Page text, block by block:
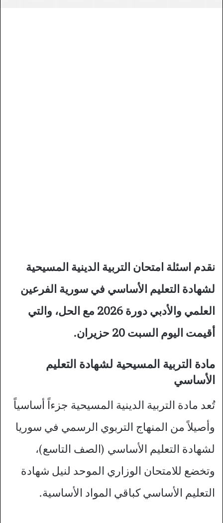
نقدم اسئلة امتحان التربية الدينية المسيحية
لشهادة التعليم الأساسي في سورية الفرعين
العلمي والأدبي دورة 2026 مع الحل، والتي
أقيمت اليوم السبت 20 حزيران.
مادة التربية المسيحية لشهادة التعليم
الأساسي
تُعد مادة التربية الدينية المسيحية جزءاً أساسياً
وأصيلاً من المنهاج التربوي الرسمي في سوريا
لشهادة التعليم الأساسي (الصف التاسع)،
وتخضع للامتحان الوزاري الموحد لنيل شهادة
التعليم الأساسي كباقي المواد الأساسية.